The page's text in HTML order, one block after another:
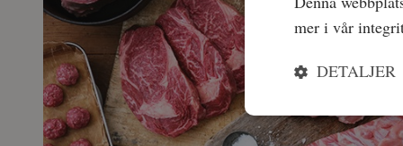
mer i vår
DETALJER